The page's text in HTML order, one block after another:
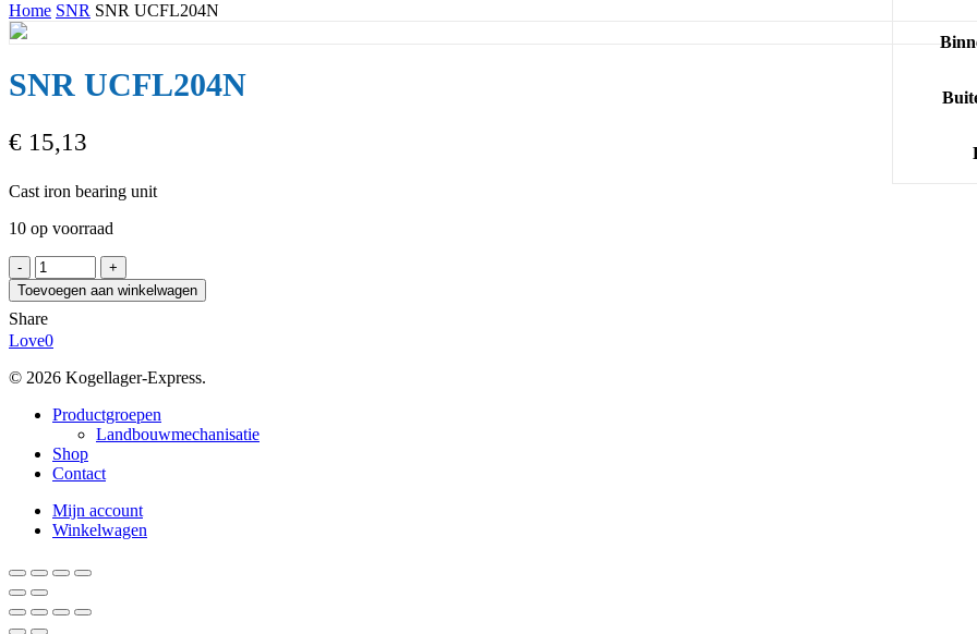
Home SNR SNR UCFL204N
SNR UCFL204N
€ 15,13
Cast iron bearing unit
10 op voorraad
SNR
UCFL204N
aantal
Toevoegen aan winkelwagen
Share
Love0
© 2026 Kogellager-Express.
Close
Productgroepen
Landbouwmechanisatie
Shop
Contact
Mijn account
Winkelwagen